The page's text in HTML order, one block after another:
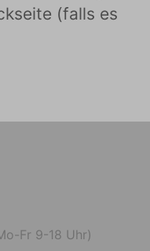
(falls es
Fr 9-18 Uhr)